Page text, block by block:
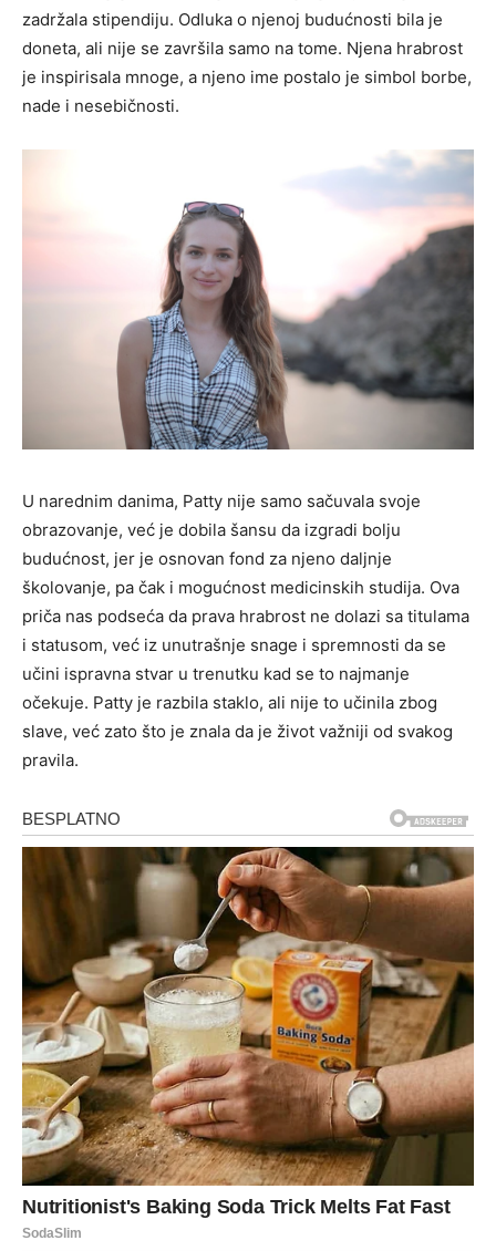
zadržala stipendiju. Odluka o njenoj budućnosti bila je
doneta, ali nije se završila samo na tome. Njena hrabrost
je inspirisala mnoge, a njeno ime postalo je simbol borbe,
nade i nesebičnosti.
U narednim danima, Patty nije samo sačuvala svoje
obrazovanje, već je dobila šansu da izgradi bolju
budućnost, jer je osnovan fond za njeno daljnje
školovanje, pa čak i mogućnost medicinskih studija. Ova
priča nas podseća da prava hrabrost ne dolazi sa titulama
i statusom, već iz unutrašnje snage i spremnosti da se
učini ispravna stvar u trenutku kad se to najmanje
očekuje. Patty je razbila staklo, ali nije to učinila zbog
slave, već zato što je znala da je život važniji od svakog
pravila.